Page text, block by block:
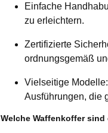
Einfache
zu erleichtern.
Zertifizierte
ordnungsgemäß
Vielseitige Modelle:
Ausführungen, die
Welche Waffenkoffer sind